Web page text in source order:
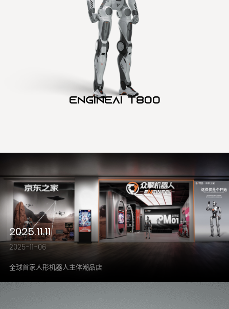
Engineai T800
2025.11.11
2025-11-06
全球首家人形机器人主体潮品店